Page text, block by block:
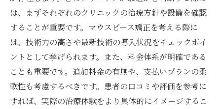
は、まずそれぞれのクリニックの治療方針や設備を確認
することが重要です。マウスピース矯正を考える際に
は、技術力の高さや最新技術の導入状況をチェックポイ
ントとして挙げられます。また、料金体系が明確である
ことも重要です。追加料金の有無や、支払いプランの柔
軟性も考慮するべきです。患者の口コミや評価を参考に
すれば、実際の治療体験をより具体的にイメージするこ